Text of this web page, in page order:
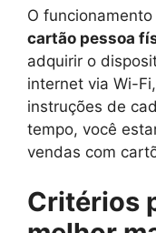
O
cartão pessoa
adquirir o
internet via Wi-
instruções de
tempo, você
vendas com
Critérios